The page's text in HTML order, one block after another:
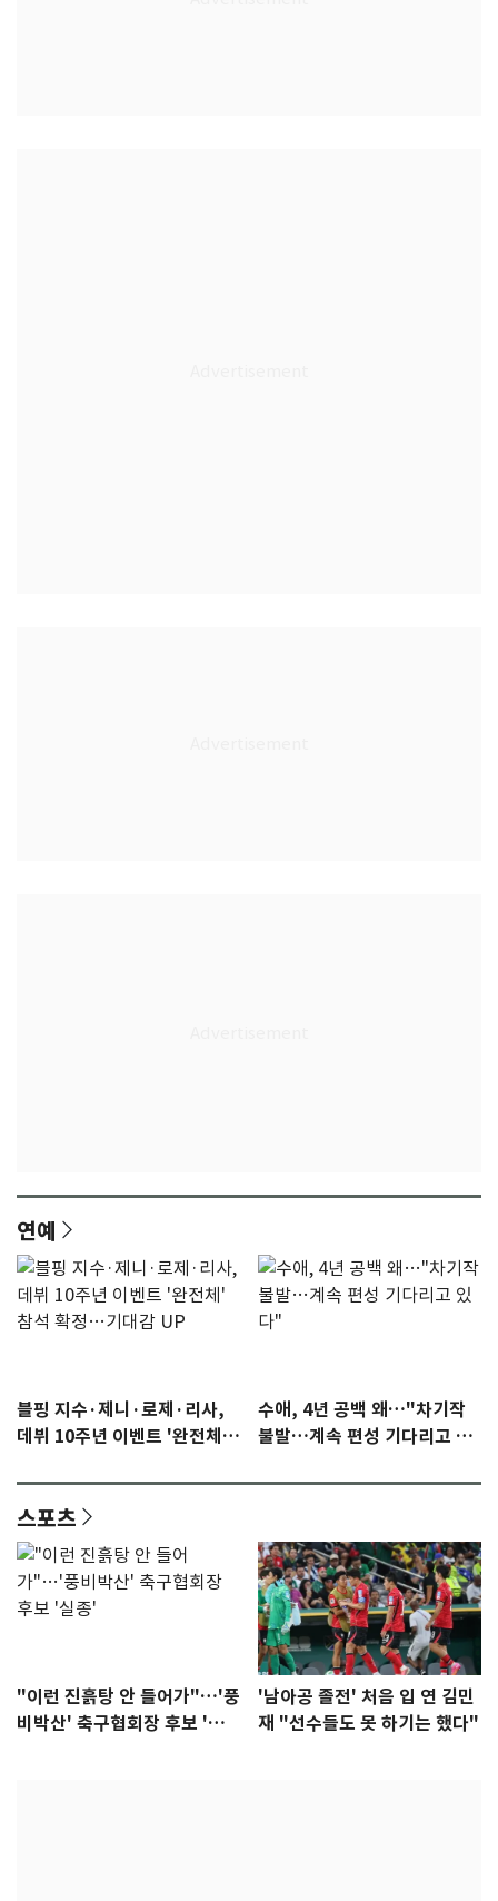
연예
블핑 지수·제니·로제·리사,
데뷔 10주년 이벤트 '완전체'
수애, 4년 공백 왜…"차기작
불발…계속 편성 기다리고 있
스포츠
"이런 진흙탕 안 들어가"…'풍
비박산' 축구협회장 후보 '실
'남아공 졸전' 처음 입 연 김민
재 "선수들도 못 하기는 했다"